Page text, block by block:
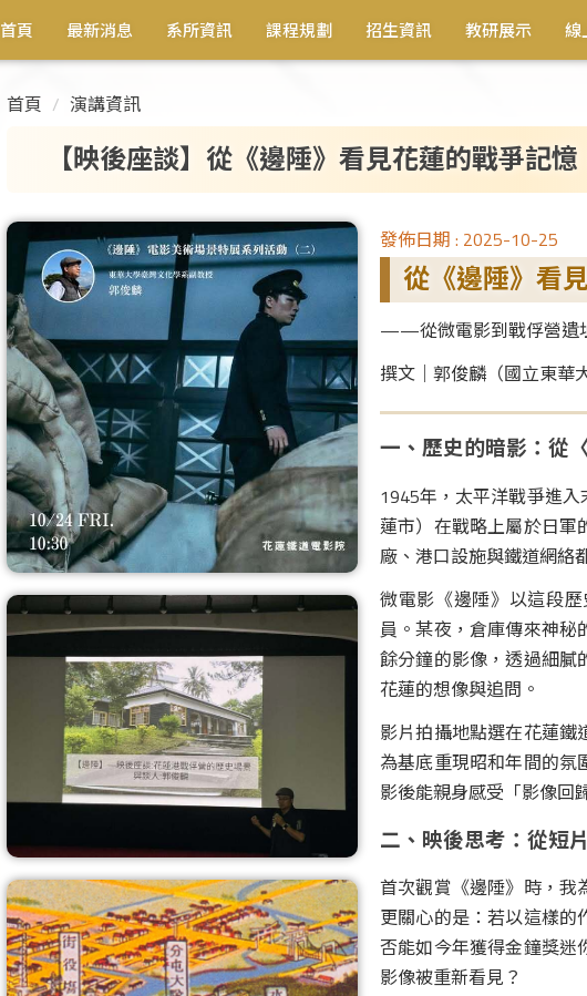
首頁 最新消息 系所資訊 課程規劃 招生資訊 教研展示 線
首頁 演講資訊
【映後座談】從《邊陲》看見花蓮的戰爭記
發佈日期 : 2025-10-25
從《邊陲》看
——從微電影到戰俘營遺
撰文｜郭俊麟（國立東華
一、歷史的暗影：從
1945年，太平洋戰爭進
蓮市）在戰略上屬於日
廠、港口設施與鐵道網絡
微電影《邊陲》以這段
員。某夜，倉庫傳來神
餘分鐘的影像，透過細
花蓮的想像與追問。
影片拍攝地點選在花蓮
為基底重現昭和年間的
影後能親身感受「影像回
二、映後思考：從短
首次觀賞《邊陲》時，
更關心的是：若以這樣
否能如今年獲得金鐘獎
影像被重新看見？